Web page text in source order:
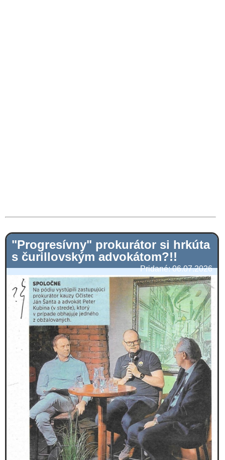
"Progresívny" prokurátor si hrkúta
s čurillovským advokátom?!!
Pridané: 06.07.2026